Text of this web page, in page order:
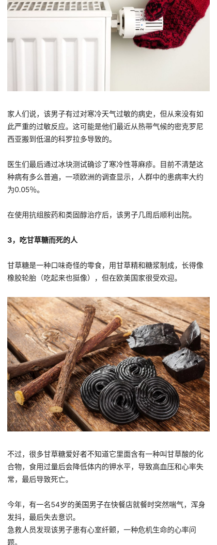
家人们说，该男子有过对寒冷天气过敏的病史，但从来没有如
此严重的过敏反应。这可能是他们最近从热带气候的密克罗尼
西亚搬到低温的科罗拉多导致的。
医生们最后通过冰块测试确诊了寒冷性荨麻疹。目前不清楚这
种病有多么普遍，一项欧洲的调查显示，人群中的患病率大约
为0.05％。
在使用抗组胺药和类固醇治疗后，该男子几周后顺利出院。
3，吃甘草糖而死的人
甘草糖是一种口味奇怪的零食，用甘草精和糖浆制成，长得像
橡胶轮胎（吃起来也挺像），但在欧美国家很受欢迎。
不过，很多甘草糖爱好者不知道它里面含有一种叫甘草酸的化
合物，食用过量后会降低体内的钾水平，导致高血压和心率失
常，最后导致死亡。
今年，有一名54岁的美国男子在快餐店就餐时突然喘气，浑身
发抖，最后失去意识。
急救人员发现该男子患有心室纤颤，一种危机生命的心率问
题。